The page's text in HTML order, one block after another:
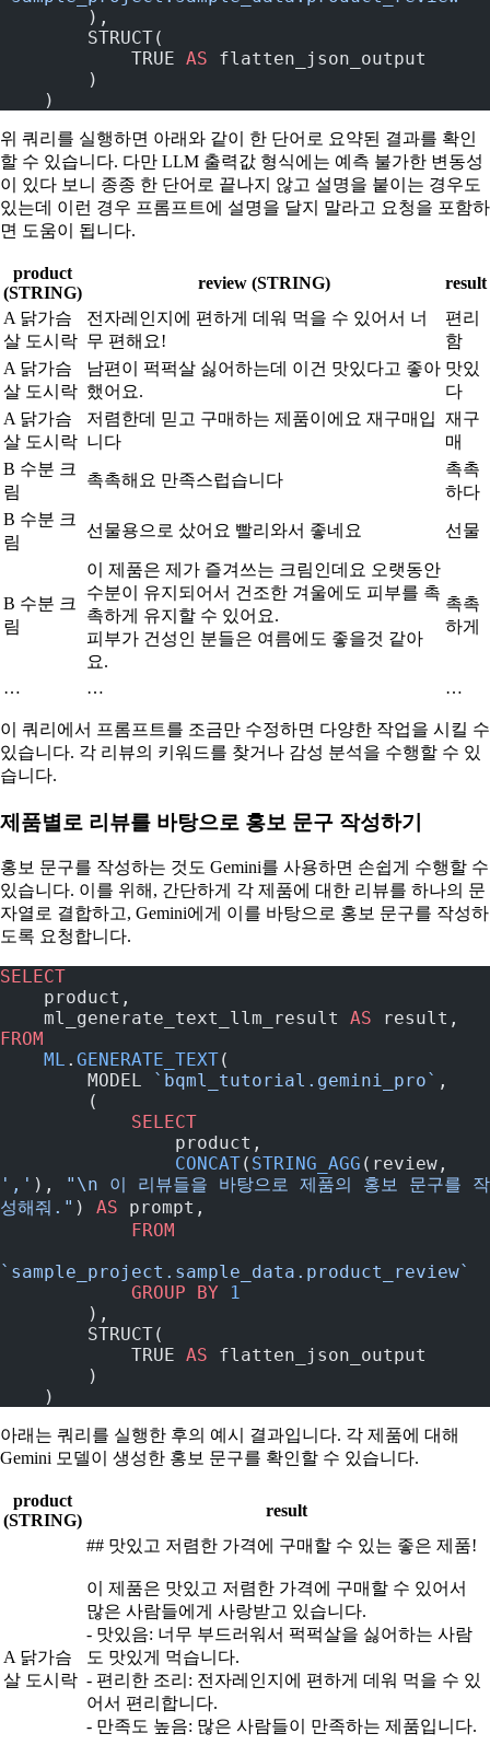
        ),
        STRUCT(
            TRUE
AS flatten_json_output
        )
    )
위 쿼리를 실행하면 아래와 같이 한 단어로 요약된 결과를 확인
할 수 있습니다. 다만 LLM 출력값 형식에는 예측 불가한 변동성
이 있다 보니 종종 한 단어로 끝나지 않고 설명을 붙이는 경우도
있는데 이런 경우 프롬프트에 설명을 달지 말라고 요청을 포함하
면 도움이 됩니다.
product
(STRING)
review (STRING)
result
A 닭가슴
살 도시락
전자레인지에 편하게 데워 먹을 수 있어서 너
무 편해요!
편리
함
A 닭가슴
살 도시락
남편이 퍽퍽살 싫어하는데 이건 맛있다고 좋아
했어요.
맛있
다
A 닭가슴
살 도시락
저렴한데 믿고 구매하는 제품이에요 재구매입
니다
재구
매
B 수분 크
림
촉촉해요 만족스럽습니다
촉촉
하다
B 수분 크
림
선물용으로 샀어요 빨리와서 좋네요 선물
B 수분 크
림
이 제품은 제가 즐겨쓰는 크림인데요 오랫동안
수분이 유지되어서 건조한 겨울에도 피부를 촉
촉하게 유지할 수 있어요.
피부가 건성인 분들은 여름에도 좋을것 같아
요.
촉촉
하게
… … …
이 쿼리에서 프롬프트를 조금만 수정하면 다양한 작업을 시킬 수
있습니다. 각 리뷰의 키워드를 찾거나 감성 분석을 수행할 수 있
습니다.
제품별로 리뷰를 바탕으로 홍보 문구 작성하기
홍보 문구를 작성하는 것도 Gemini를 사용하면 손쉽게 수행할 수
있습니다. 이를 위해, 간단하게 각 제품에 대한 리뷰를 하나의 문
자열로 결합하고, Gemini에게 이를 바탕으로 홍보 문구를 작성하
도록 요청합니다.
SELECT
    product,
    ml_generate_text_llm_result
AS result,
FROM
    ML
. GENERATE_TEXT(
        MODEL
`bqml_tutorial.gemini_pro` ,
        (
            SELECT
                product,
                CONCAT
( STRING_AGG
',' ),
"\n 이 리뷰들을 바탕으로 제품의 홍보 문구를 작
성해줘." ) AS prompt,
            FROM
`sample_project.sample_data.product_review`
            GROUP BY
1
        ),
        STRUCT(
            TRUE
AS flatten_json_output
        )
    )
아래는 쿼리를 실행한 후의 예시 결과입니다. 각 제품에 대해
Gemini 모델이 생성한 홍보 문구를 확인할 수 있습니다.
product
(STRING)
result
A 닭가슴
살 도시락
## 맛있고 저렴한 가격에 구매할 수 있는 좋은 제품!
이 제품은 맛있고 저렴한 가격에 구매할 수 있어서
많은 사람들에게 사랑받고 있습니다.
- 맛있음: 너무 부드러워서 퍽퍽살을 싫어하는 사람
도 맛있게 먹습니다.
- 편리한 조리: 전자레인지에 편하게 데워 먹을 수 있
어서 편리합니다.
- 만족도 높음: 많은 사람들이 만족하는 제품입니다.